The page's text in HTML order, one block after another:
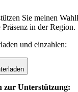
Sie meinen
in der Region.
und einzahlen:
zur Unterstützung: